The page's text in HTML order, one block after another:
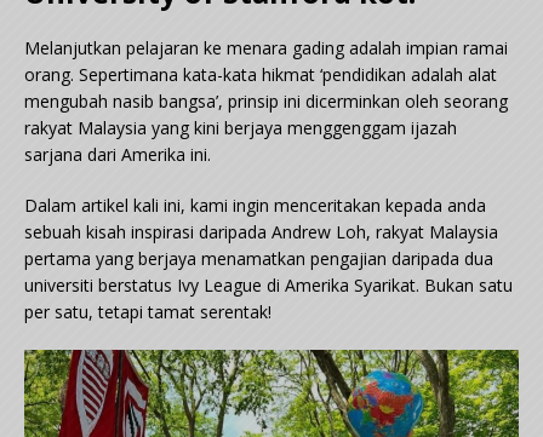
Melanjutkan pelajaran ke menara gading adalah impian ramai
orang. Sepertimana kata-kata hikmat ‘pendidikan adalah alat
mengubah nasib bangsa’, prinsip ini dicerminkan oleh seorang
rakyat Malaysia yang kini berjaya menggenggam ijazah
sarjana dari Amerika ini.
Dalam artikel kali ini, kami ingin menceritakan kepada anda
sebuah kisah inspirasi daripada Andrew Loh, rakyat Malaysia
pertama yang berjaya menamatkan pengajian daripada dua
universiti berstatus Ivy League di Amerika Syarikat. Bukan satu
per satu, tetapi tamat serentak!